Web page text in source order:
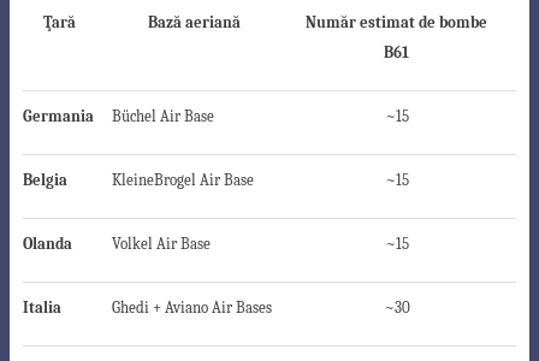
Ţară Bază aeriană
Număr estimat de bombe
B61
Germania Büchel Air Base ~15
Belgia KleineBrogel Air Base ~15
Olanda Volkel Air Base ~15
Italia Ghedi + Aviano Air Bases ~30